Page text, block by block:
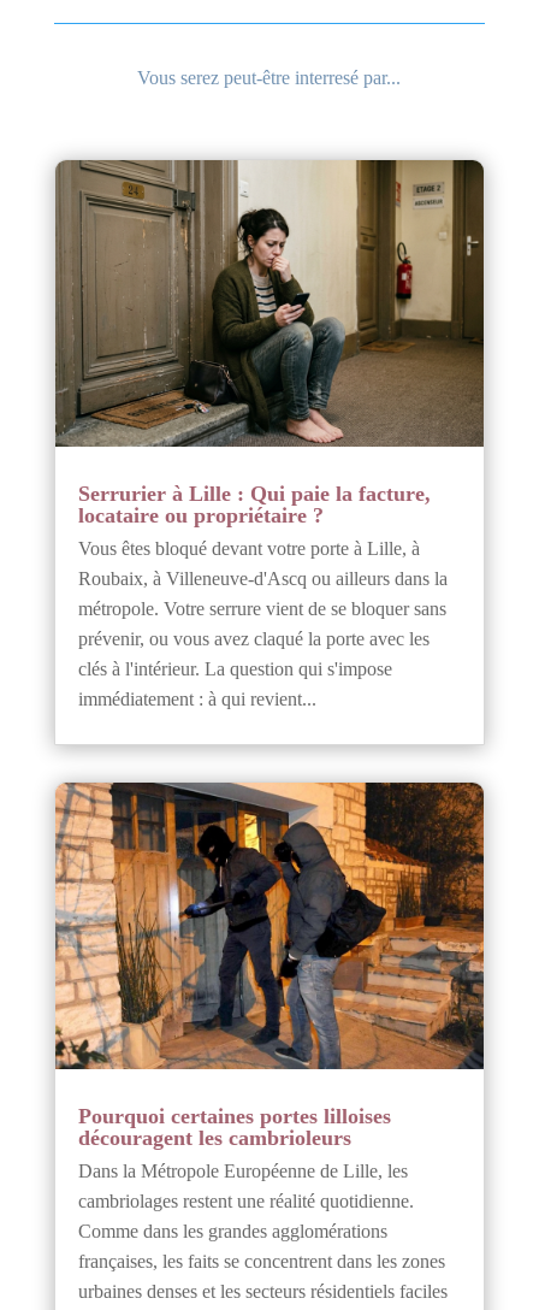
Vous serez peut-être interresé par...
Serrurier à Lille : Qui paie la facture,
locataire ou propriétaire ?
Vous êtes bloqué devant votre porte à Lille, à
Roubaix, à Villeneuve-d'Ascq ou ailleurs dans la
métropole. Votre serrure vient de se bloquer sans
prévenir, ou vous avez claqué la porte avec les
clés à l'intérieur. La question qui s'impose
immédiatement : à qui revient...
Pourquoi certaines portes lilloises
découragent les cambrioleurs
Dans la Métropole Européenne de Lille, les
cambriolages restent une réalité quotidienne.
Comme dans les grandes agglomérations
françaises, les faits se concentrent dans les zones
urbaines denses et les secteurs résidentiels faciles